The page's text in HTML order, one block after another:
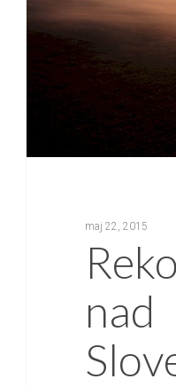
maj 22, 2015
nad